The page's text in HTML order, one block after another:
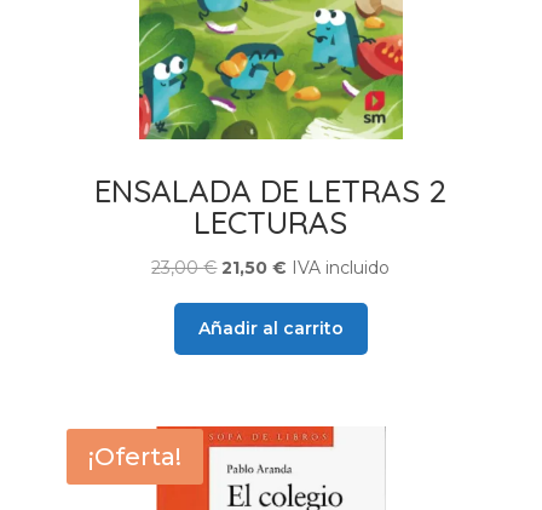
ENSALADA DE LETRAS 2
LECTURAS
23,00€El
original
era:
21,50€ El
actual
es:
IVA incluido
Añadir al carrito
¡Oferta!